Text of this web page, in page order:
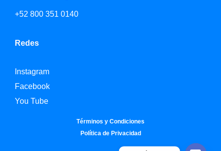
+52 800 351 0140
Redes
Instagram
Facebook
You Tube
Términos y Condiciones
Política de Privacidad